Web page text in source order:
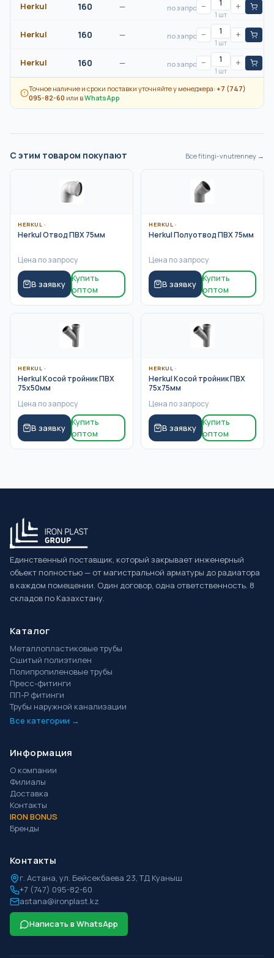
Herkul 160 — по запросу−
1 шт
+
Herkul 160 — по запросу−
1 шт
+
Herkul 160 — по запросу−
1 шт
+
Точное наличие и сроки поставки уточняйте у менеджера:+7 (747)
095-82-60 или вWhatsApp
С этим товаром покупают Всеfitingi-vnutrenney →
HERKUL ·
Herkul Отвод ПВХ 75мм
Цена по запросу
В заявку
Купить
оптом
HERKUL ·
Herkul Полуотвод ПВХ 75мм
Цена по запросу
В заявку
Купить
оптом
HERKUL ·
Herkul Косой тройник ПВХ
75х50мм
Цена по запросу
В заявку
Купить
оптом
HERKUL ·
Herkul Косой тройник ПВХ
75х75мм
Цена по запросу
В заявку
Купить
оптом
Единственный поставщик, который закрывает инженерный
объект полностью — от магистральной арматуры до радиатора
в каждом помещении. Один договор, одна ответственность. 8
складов по Казахстану.
Каталог
Металлопластиковые трубы
Сшитый полиэтилен
Полипропиленовые трубы
Пресс-фитинги
ПП-Р фитинги
Трубы наружной канализации
Все категории →
Информация
О компании
Филиалы
Доставка
Контакты
IRON BONUS
Бренды
Контакты
г. Астана, ул. Бейсекбаева 23, ТД Куаныш
+7 (747) 095-82-60
astana@ironplast.kz
Написать в WhatsApp